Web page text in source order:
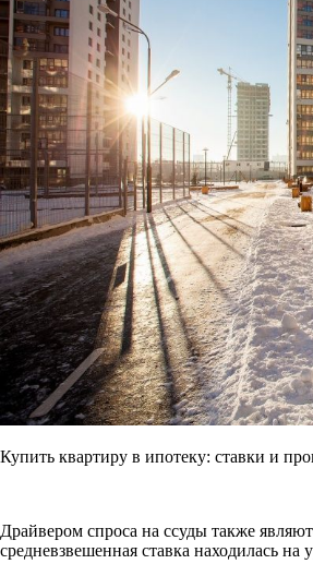
Купить квартиру в ипотеку: ставки и
Драйвером спроса на ссуды также
средневзвешенная ставка находилась на